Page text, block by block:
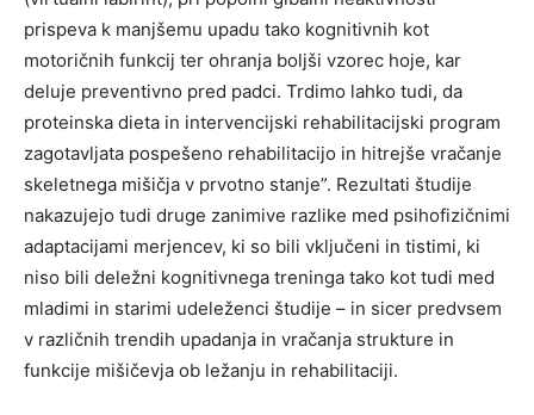
prispeva k manjšemu upadu tako kognitivnih kot
motoričnih funkcij ter ohranja boljši vzorec hoje, kar
deluje preventivno pred padci. Trdimo lahko tudi, da
proteinska dieta in intervencijski rehabilitacijski program
zagotavljata pospešeno rehabilitacijo in hitrejše vračanje
skeletnega mišičja v prvotno stanje”. Rezultati študije
nakazujejo tudi druge zanimive razlike med psihofizičnimi
adaptacijami merjencev, ki so bili vključeni in tistimi, ki
niso bili deležni kognitivnega treninga tako kot tudi med
mladimi in starimi udeleženci študije – in sicer predvsem
v različnih trendih upadanja in vračanja strukture in
funkcije mišičevja ob ležanju in rehabilitaciji.